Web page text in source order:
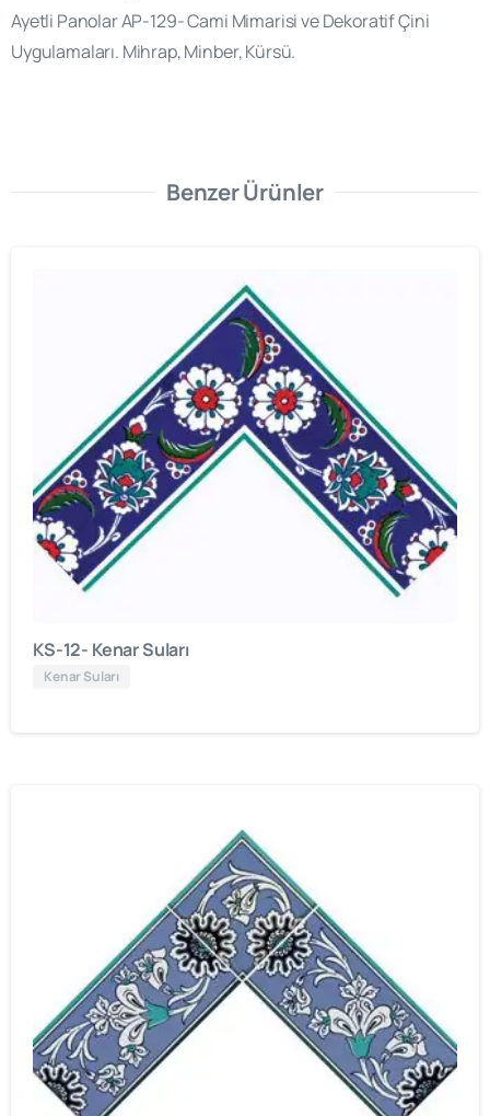
Ayetli Panolar AP-129- Cami Mimarisi ve Dekoratif Çini
Uygulamaları. Mihrap, Minber, Kürsü.
Benzer Ürünler
KS-12- Kenar Suları
Kenar Suları